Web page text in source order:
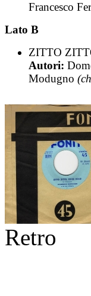
Francesco
Lato B
ZITTO
Autori:
Modugno
Retro